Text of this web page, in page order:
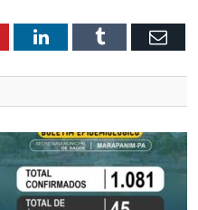
LinkedInTumblr